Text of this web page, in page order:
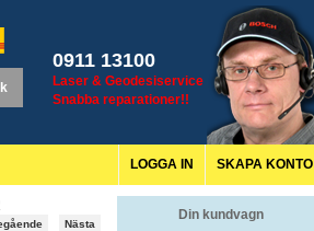
0911 13100
Laser & Geodesiservice
Snabba reparationer!!
LOGGA IN SKAPA KONTO
Nästa
Din kundvagn